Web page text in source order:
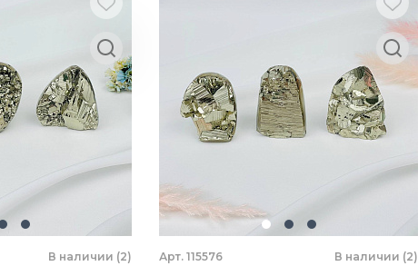
В наличии (2) Арт. 115576 В наличии (2)